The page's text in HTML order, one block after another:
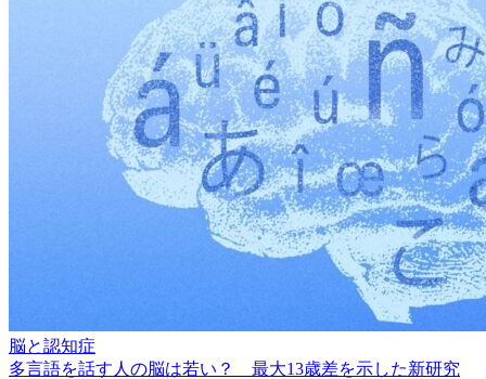
脳と認知症
多言語を話す人の脳は若い？ 最大13歳差を示した新研究